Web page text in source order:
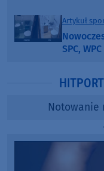
Artykuł
SPC,
HITPORT
Notowanie